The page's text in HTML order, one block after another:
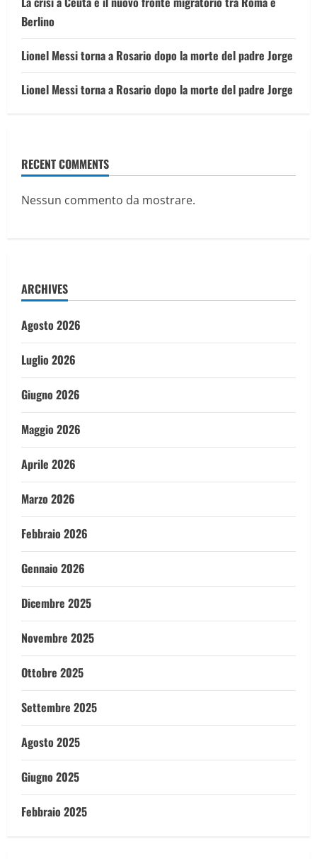
Berlino
Lionel Messi torna a Rosario dopo la morte del padre Jorge
Lionel Messi torna a Rosario dopo la morte del padre Jorge
RECENT COMMENTS
Nessun commento da mostrare.
ARCHIVES
Agosto 2026
Luglio 2026
Giugno 2026
Maggio 2026
Aprile 2026
Marzo 2026
Febbraio 2026
Gennaio 2026
Dicembre 2025
Novembre 2025
Ottobre 2025
Settembre 2025
Agosto 2025
Giugno 2025
Febbraio 2025